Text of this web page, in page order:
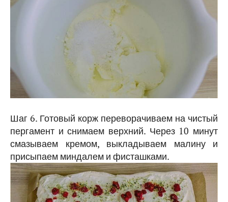
Шаг 6. Готовый корж переворачиваем на чистый
пергамент и снимаем верхний. Через 10 минут
смазываем кремом, выкладываем малину и
присыпаем миндалем и фисташками.